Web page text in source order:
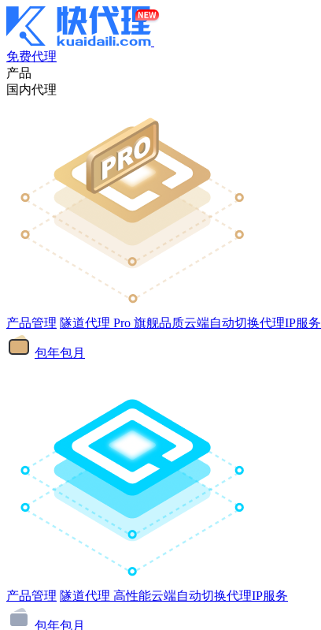
免费代理
产品
国内代理
产品管理 隧道代理 Pro 旗舰品质云端自动切换代理IP服务
包年包月
产品管理 隧道代理 高性能云端自动切换代理IP服务
包年包月